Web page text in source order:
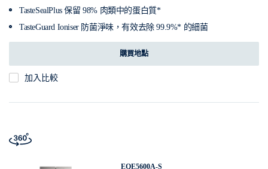
TasteSealPlus 保留 98% 肉類中的蛋白質*
TasteGuard Ioniser 防菌淨味，有效去除 99.9%* 的細菌
購買地點
加入比較
EQE5600A-S